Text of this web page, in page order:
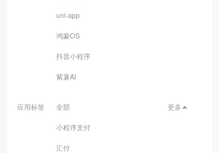
uni-app
鸿蒙OS
抖音小程序
紫薯AI
应用标签 全部
小程序支付
汇付
更多 